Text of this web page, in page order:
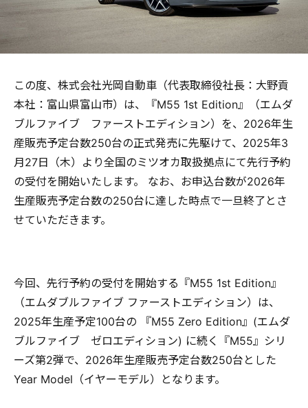
この度、株式会社光岡自動車（代表取締役社長：大野貢
本社：富山県富山市）は、『M55 1st Edition』（エムダ
ブルファイブ ファーストエディション）を、2026年生
産販売予定台数250台の正式発売に先駆けて、2025年3
月27日（木）より全国のミツオカ取扱拠点にて先行予約
の受付を開始いたします。 なお、お申込台数が2026年
生産販売予定台数の250台に達した時点で一旦終了とさ
せていただきます。
今回、先行予約の受付を開始する『M55 1st Edition』
（エムダブルファイブ ファーストエディション）は、
2025年生産予定100台の 『M55 Zero Edition』(エムダ
ブルファイブ ゼロエディション) に続く『M55』シリ
ーズ第2弾で、2026年生産販売予定台数250台とした
Year Model（イヤーモデル）となります。